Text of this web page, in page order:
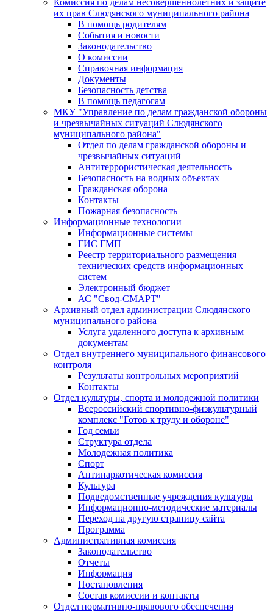
Комиссия по делам несовершеннолетних и защите
их прав Слюдянского муниципального района
В помощь родителям
События и новости
Законодательство
О комиссии
Справочная информация
Документы
Безопасность детства
В помощь педагогам
МКУ "Управление по делам гражданской обороны
и чрезвычайных ситуаций Слюдянского
муниципального района"
Отдел по делам гражданской обороны и
чрезвычайных ситуаций
Антитеррористическая деятельность
Безопасность на водных объектах
Гражданская оборона
Контакты
Пожарная безопасность
Информационные технологии
Информационные системы
ГИС ГМП
Реестр территориального размещения
технических средств информационных
систем
Электронный бюджет
АС "Свод-СМАРТ"
Архивный отдел администрации Слюдянского
муниципального района
Услуга удаленного доступа к архивным
документам
Отдел внутреннего муниципального финансового
контроля
Результаты контрольных мероприятий
Контакты
Отдел культуры, спорта и молодежной политики
Всероссийский спортивно-физкультурный
комплекс "Готов к труду и обороне"
Год семьи
Структура отдела
Молодежная политика
Спорт
Антинаркотическая комиссия
Культура
Подведомственные учреждения культуры
Информационно-методические материалы
Переход на другую страницу сайта
Программа
Административная комиссия
Законодательство
Отчеты
Информация
Постановления
Состав комиссии и контакты
Отдел нормативно-правового обеспечения